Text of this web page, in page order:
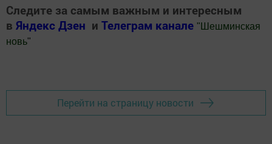
Следите за самым важным и интересным
в Яндекс Дзен и Телеграм канале " Шешминская
новь"
Перейти на страницу новости